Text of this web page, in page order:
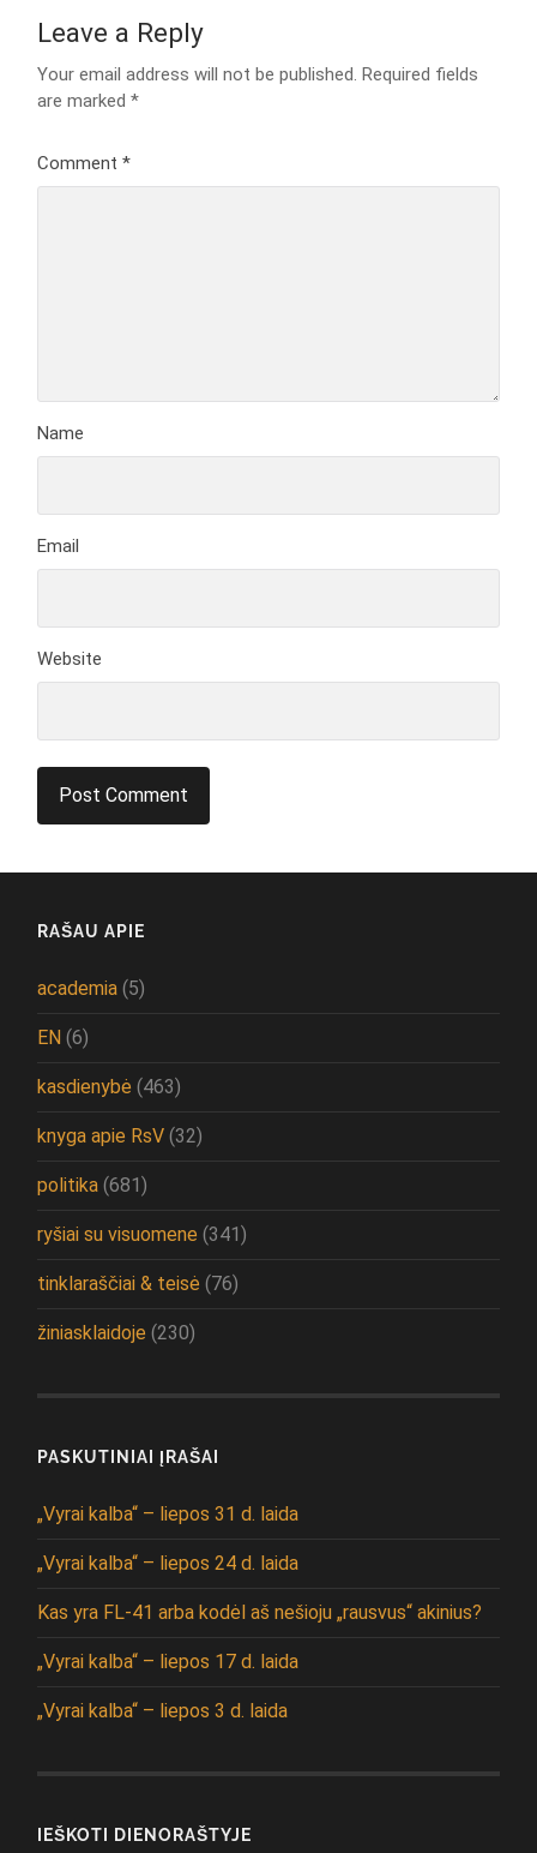
Leave a Reply
Your email address will not be published. Required fields
are marked*
Comment*
Name
Email
Website
RAŠAU APIE
academia (5)
EN (6)
kasdienybė (463)
knyga apie RsV (32)
politika (681)
ryšiai su visuomene (341)
tinklaraščiai & teisė (76)
žiniasklaidoje (230)
PASKUTINIAI ĮRAŠAI
„Vyrai kalba“ – liepos 31 d. laida
„Vyrai kalba“ – liepos 24 d. laida
Kas yra FL-41 arba kodėl aš nešioju „rausvus“ akinius?
„Vyrai kalba“ – liepos 17 d. laida
„Vyrai kalba“ – liepos 3 d. laida
IEŠKOTI DIENORAŠTYJE